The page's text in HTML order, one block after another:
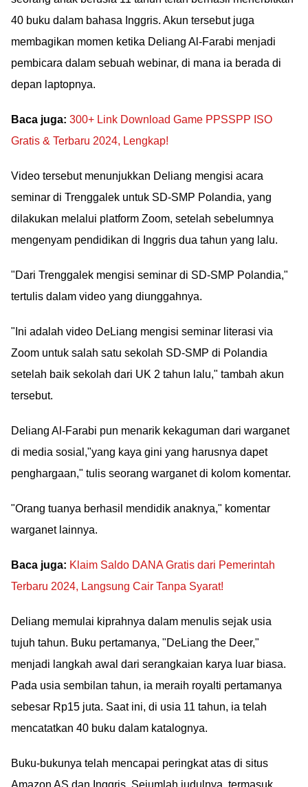
40 buku dalam bahasa Inggris. Akun tersebut juga
membagikan momen ketika Deliang Al-Farabi menjadi
pembicara dalam sebuah webinar, di mana ia berada di
depan laptopnya.
Baca juga: 300+ Link Download Game PPSSPP ISO
Gratis & Terbaru 2024, Lengkap!
Video tersebut menunjukkan Deliang mengisi acara
seminar di Trenggalek untuk SD-SMP Polandia, yang
dilakukan melalui platform Zoom, setelah sebelumnya
mengenyam pendidikan di Inggris dua tahun yang lalu.
"Dari Trenggalek mengisi seminar di SD-SMP Polandia,"
tertulis dalam video yang diunggahnya.
"Ini adalah video DeLiang mengisi seminar literasi via
Zoom untuk salah satu sekolah SD-SMP di Polandia
setelah baik sekolah dari UK 2 tahun lalu," tambah akun
tersebut.
Deliang Al-Farabi pun menarik kekaguman dari warganet
di media sosial,"yang kaya gini yang harusnya dapet
penghargaan," tulis seorang warganet di kolom komentar.
"Orang tuanya berhasil mendidik anaknya," komentar
warganet lainnya.
Baca juga: Klaim Saldo DANA Gratis dari Pemerintah
Terbaru 2024, Langsung Cair Tanpa Syarat!
Deliang memulai kiprahnya dalam menulis sejak usia
tujuh tahun. Buku pertamanya, "DeLiang the Deer,"
menjadi langkah awal dari serangkaian karya luar biasa.
Pada usia sembilan tahun, ia meraih royalti pertamanya
sebesar Rp15 juta. Saat ini, di usia 11 tahun, ia telah
mencatatkan 40 buku dalam katalognya.
Buku-bukunya telah mencapai peringkat atas di situs
Amazon AS dan Inggris. Sejumlah judulnya, termasuk